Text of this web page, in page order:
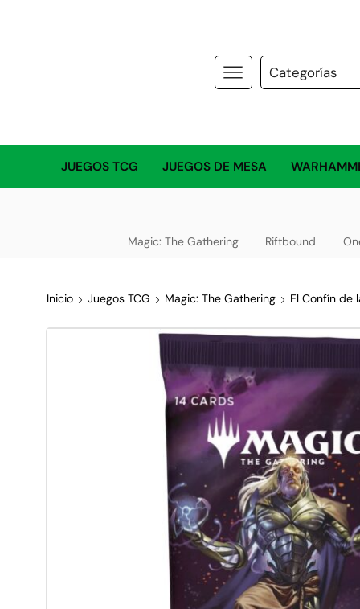
JUEGOS TCG JUEGOS DE MESA
Magic: The Gathering Riftbound
Inicio Juegos TCG Magic: The Gathering El Confín de